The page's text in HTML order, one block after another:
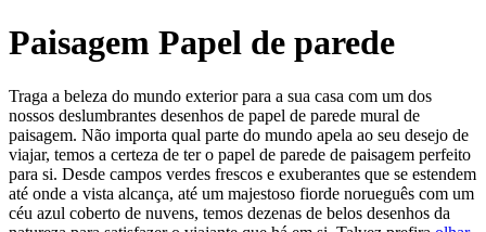
Paisagem Papel de parede
Traga a beleza do mundo exterior para a sua casa com um dos
nossos deslumbrantes desenhos de papel de parede mural de
paisagem. Não importa qual parte do mundo apela ao seu desejo de
viajar, temos a certeza de ter o papel de parede de paisagem perfeito
para si. Desde campos verdes frescos e exuberantes que se estendem
até onde a vista alcança, até um majestoso fiorde norueguês com um
céu azul coberto de nuvens, temos dezenas de belos desenhos da